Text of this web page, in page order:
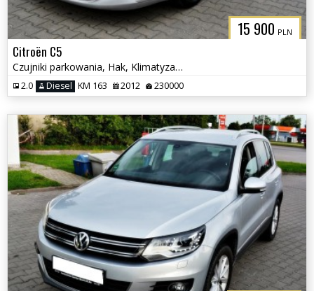
15 900 PLN
Citroën C5
Czujniki parkowania, Hak, Klimatyzacja
2.0 Diesel KM 163 2012 230000